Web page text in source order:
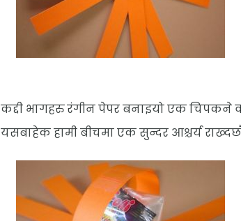
कद्दी भागहरु रंगीन पेपर बनाइयो एक चिपकने
यसबाहेक हामी बीचमा एक सुन्दर आश्चर्य